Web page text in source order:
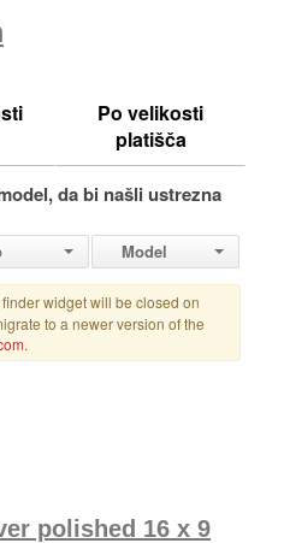
polished 16 x 9